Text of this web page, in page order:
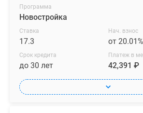
Программа
Новостройка
Ставка
17.3
Нач. взнос
от 20.01%
Срок кредита
до 30 лет
Платеж в
42,391 ₽